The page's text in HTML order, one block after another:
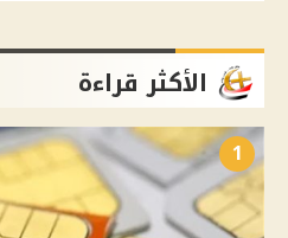
الأكثر قراءة
1